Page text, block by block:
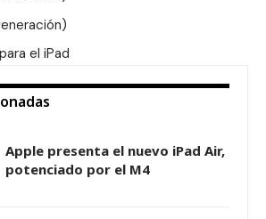
el iPad
Apple presenta el nuevo iPad Air,
potenciado por el M4